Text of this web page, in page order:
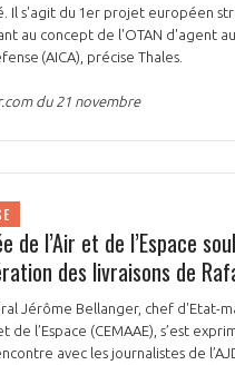
Il s'agit du 1er projet européen
au concept de l'OTAN d'agent
(AICA), précise Thales.
du 21 novembre
de l’Air et de l’Espace
des livraisons de
Jérôme Bellanger, chef d'Etat-
de l’Espace (CEMAAE), s’est
avec les journalistes de